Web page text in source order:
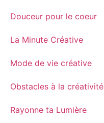
Douceur pour le coeur
La Minute Créative
Mode de vie créative
Obstacles à la créativité
Rayonne ta Lumière